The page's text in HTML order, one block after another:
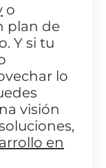
o
plan de
Y si tu
lo
visión
en